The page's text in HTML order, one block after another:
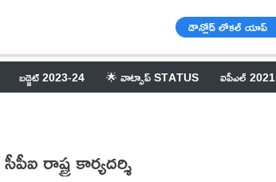
డౌన్లోడ్ లోకల్ యాప్
బడ్జెట్ 2023-24 🌟 వాట్సాప్ STATUS ఐపీఎల్ 2021
రాష్ట్ర కార్యదర్శి